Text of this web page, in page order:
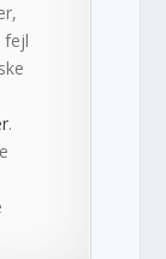
fejl
.